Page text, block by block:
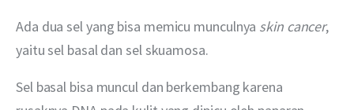
Ada dua sel yang bisa memicu munculnya skin cancer,
yaitu sel basal dan sel skuamosa.
Sel basal bisa muncul dan berkembang karena